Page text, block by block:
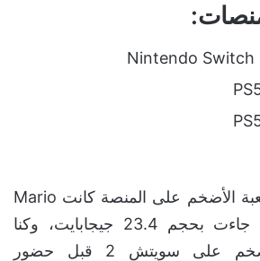
Nintendo Switch
الجدير بالذكر أن اللعبة الأضخم على المنصة كانت Mario
Kart World، التي جاءت بحجم 23.4 جيجابايت، وكنا
نعتبرها اللعبة الأضخم على سويتش 2 قبل حضور